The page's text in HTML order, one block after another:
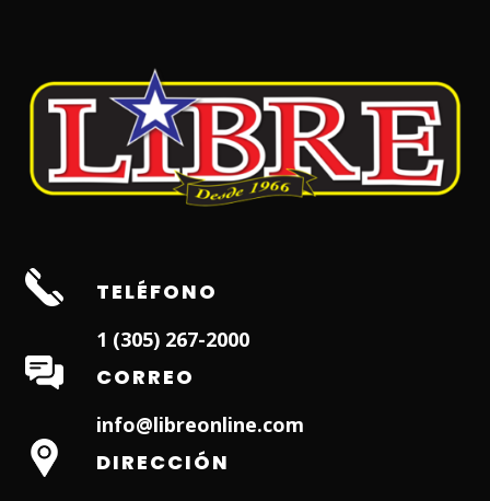
TELÉFONO
1 (305) 267-2000
CORREO
info@libreonline.com
DIRECCIÓN